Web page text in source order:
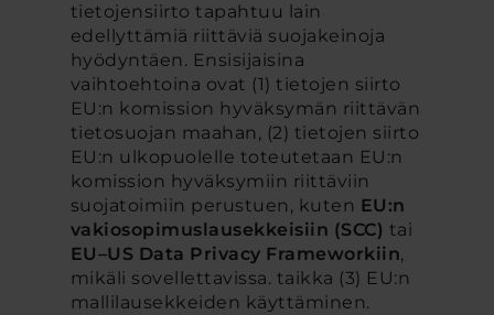
tietojensiirto tapahtuu lain
edellyttämiä riittäviä suojakeinoja
hyödyntäen. Ensisijaisina
vaihtoehtoina ovat (1) tietojen siirto
EU:n komission hyväksymän riittävän
tietosuojan maahan, (2) tietojen siirto
EU:n ulkopuolelle toteutetaan EU:n
komission hyväksymiin riittäviin
suojatoimiin perustuen, kuten EU:n
vakiosopimuslausekkeisiin (SCC) tai
EU–US Data Privacy Frameworkiin,
mikäli sovellettavissa. taikka (3) EU:n
mallilausekkeiden käyttäminen.